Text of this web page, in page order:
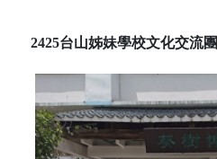
2425台山姊妹學校文化交流團